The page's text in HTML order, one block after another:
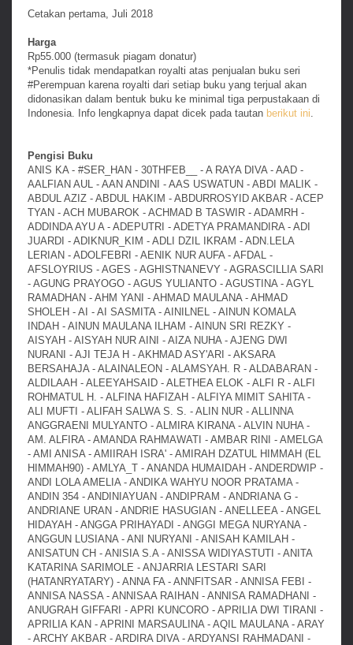
Cetakan pertama, Juli 2018
Harga
Rp55.000 (termasuk piagam donatur)
*Penulis tidak mendapatkan royalti atas penjualan buku seri
#Perempuan karena royalti dari setiap buku yang terjual akan
didonasikan dalam bentuk buku ke minimal tiga perpustakaan di
Indonesia. Info lengkapnya dapat dicek pada tautan berikut ini
Pengisi Buku
ANIS KA - #SER_HAN - 30THFEB__ - A RAYA DIVA - AAD -
AALFIAN AUL - AAN ANDINI - AAS USWATUN - ABDI MALIK -
ABDUL AZIZ - ABDUL HAKIM - ABDURROSYID AKBAR - ACEP
TYAN - ACH MUBAROK - ACHMAD B TASWIR - ADAMRH -
ADDINDA AYU A - ADEPUTRI - ADETYA PRAMANDIRA - ADI
JUARDI - ADIKNUR_KIM - ADLI DZIL IKRAM - ADN.LELA
LERIAN - ADOLFEBRI - AENIK NUR AUFA - AFDAL -
AFSLOYRIUS - AGES - AGHISTNANEVY - AGRASCILLIA SARI
- AGUNG PRAYOGO - AGUS YULIANTO - AGUSTINA - AGYL
RAMADHAN - AHM YANI - AHMAD MAULANA - AHMAD
SHOLEH - AI - AI SASMITA - AINILNEL - AINUN KOMALA
INDAH - AINUN MAULANA ILHAM - AINUN SRI REZKY -
AISYAH - AISYAH NUR AINI - AIZA NUHA - AJENG DWI
NURANI - AJI TEJA H - AKHMAD ASY'ARI - AKSARA
BERSAHAJA - ALAINALEON - ALAMSYAH. R - ALDABARAN -
ALDILAAH - ALEEYAHSAID - ALETHEA ELOK - ALFI R - ALFI
ROHMATUL H. - ALFINA HAFIZAH - ALFIYA MIMIT SAHITA -
ALI MUFTI - ALIFAH SALWA S. S. - ALIN NUR - ALLINNA
ANGGRAENI MULYANTO - ALMIRA KIRANA - ALVIN NUHA -
AM. ALFIRA - AMANDA RAHMAWATI - AMBAR RINI - AMELGA
- AMI ANISA - AMIIRAH ISRA' - AMIRAH DZATUL HIMMAH (EL
HIMMAH90) - AMLYA_T - ANANDA HUMAIDAH - ANDERDWIP -
ANDI LOLA AMELIA - ANDIKA WAHYU NOOR PRATAMA -
ANDIN 354 - ANDINIAYUAN - ANDIPRAM - ANDRIANA G -
ANDRIANE URAN - ANDRIE HASUGIAN - ANELLEEA - ANGEL
HIDAYAH - ANGGA PRIHAYADI - ANGGI MEGA NURYANA -
ANGGUN LUSIANA - ANI NURYANI - ANISAH KAMILAH -
ANISATUN CH - ANISIA S.A - ANISSA WIDIYASTUTI - ANITA
KATARINA SARIMOLE - ANJARRIA LESTARI SARI
(HATANRYATARY) - ANNA FA - ANNFITSAR - ANNISA FEBI -
ANNISA NASSA - ANNISAA RAIHAN - ANNISA RAMADHANI -
ANUGRAH GIFFARI - APRI KUNCORO - APRILIA DWI TIRANI -
APRILIA KAN - APRINI MARSAULINA - AQIL MAULANA - ARAY
- ARCHY AKBAR - ARDIRA DIVA - ARDYANSI RAHMADANI -